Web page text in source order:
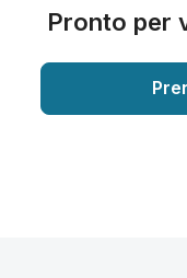
Pronto per